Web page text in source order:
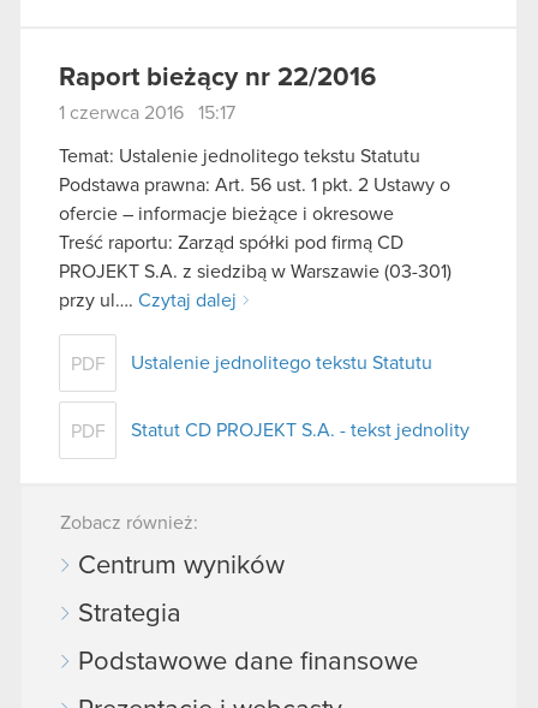
Raport bieżący nr 22/2016
1 czerwca 2016 15:17
Temat: Ustalenie jednolitego tekstu Statutu
Podstawa prawna: Art. 56 ust. 1 pkt. 2 Ustawy o
ofercie – informacje bieżące i okresowe
Treść raportu: Zarząd spółki pod firmą CD
PROJEKT S.A. z siedzibą w Warszawie (03-301)
przy ul…. Czytaj dalej
PDF Ustalenie jednolitego tekstu Statutu
PDF Statut CD PROJEKT S.A. - tekst jednolity
Zobacz również:
Centrum wyników
Strategia
Podstawowe dane finansowe